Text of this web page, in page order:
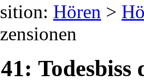
Hören >